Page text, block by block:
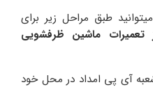
طبق مراحل زیر برای
تعمیرات ماشین ظرفشویی
آی پی امداد در محل خود